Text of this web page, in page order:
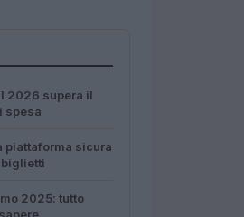
2026 supera il
spesa
piattaforma sicura
2025: tutto